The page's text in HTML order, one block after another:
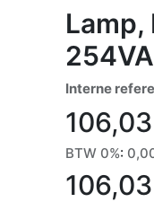
Lamp,
Interne
106,03
BTW 0%:
106,03